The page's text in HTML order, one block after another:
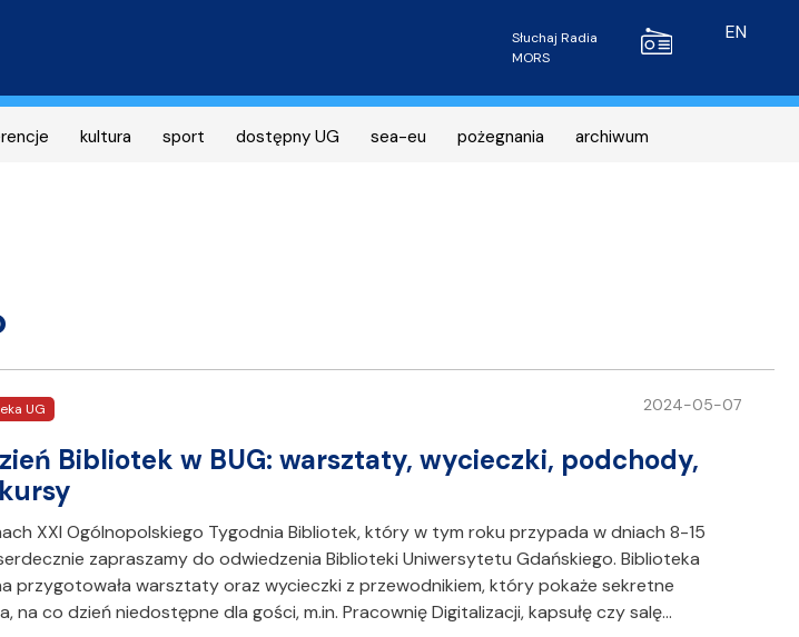
Radio MORS
Słuchaj Radia
MORS
EN
kultura sport dostępny UG sea-eu pożegnania archiwum
UG 2024-05-07
Bibliotek w BUG: warsztaty, wycieczki, podchody,
XXI Ogólnopolskiego Tygodnia Bibliotek, który w tym roku przypada w dniach 8-15
zapraszamy do odwiedzenia Biblioteki Uniwersytetu Gdańskiego. Biblioteka
przygotowała warsztaty oraz wycieczki z przewodnikiem, który pokaże sekretne
na co dzień niedostępne dla gości, m.in. Pracownię Digitalizacji, kapsułę czy salę…